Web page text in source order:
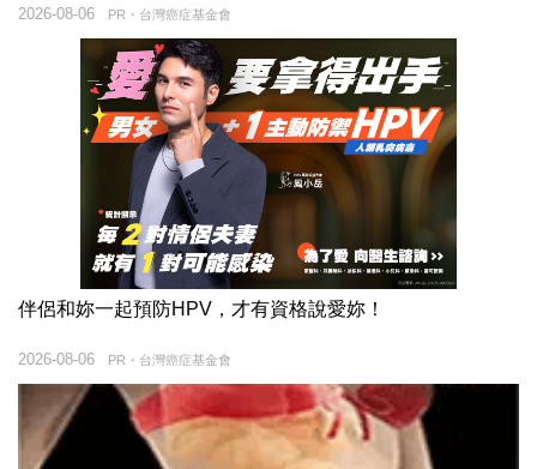
PR・台灣癌症基金會
2026-08-06
伴侶和妳一起預防HPV，才有資格說愛妳！
PR・台灣癌症基金會
2026-08-06